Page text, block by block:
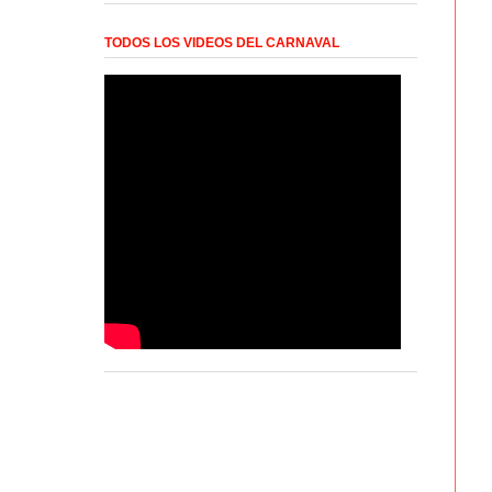
TODOS LOS VIDEOS DEL CARNAVAL